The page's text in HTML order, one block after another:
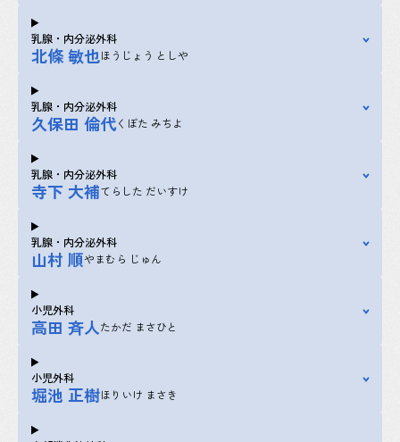
乳腺・内分泌外科
北條 敏也ほうじょう としや
乳腺・内分泌外科
久保田 倫代くぼた みちよ
乳腺・内分泌外科
寺下 大補てらした だいすけ
乳腺・内分泌外科
山村 順やまむら じゅん
小児外科
高田 斉人たかだ まさひと
小児外科
堀池 正樹ほりいけ まさき